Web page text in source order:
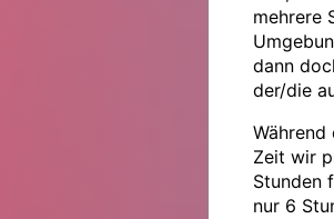
mehrere
dann
der/die
Zeit wir
Stunden
nur 6